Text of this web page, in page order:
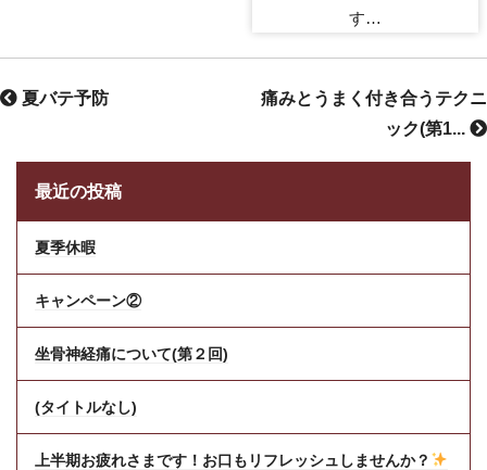
す…
痛みとうまく付き合うテクニ
ック(第1...
夏バテ予防
最近の投稿
夏季休暇
キャンペーン②
坐骨神経痛について(第２回)
(タイトルなし)
上半期お疲れさまです！お口もリフレッシュしませんか？